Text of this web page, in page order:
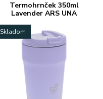
Termohrnček 350ml
Lavender ARS UNA
Skladom